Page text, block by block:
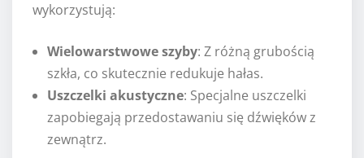
wykorzystują:
Wielowarstwowe szyby: Z różną grubością
szkła, co skutecznie redukuje hałas.
Uszczelki akustyczne: Specjalne uszczelki
zapobiegają przedostawaniu się dźwięków z
zewnątrz.